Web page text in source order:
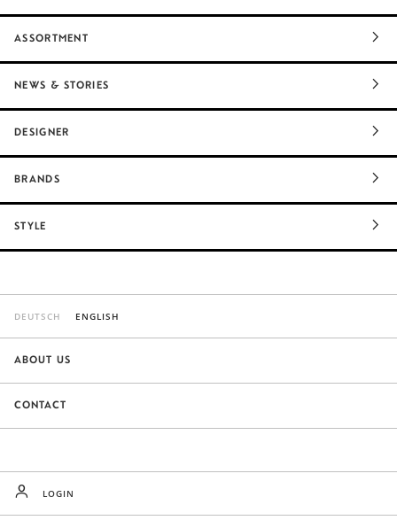
ASSORTMENT
NEWS & STORIES
DESIGNER
BRANDS
STYLE
DEUTSCH ENGLISH
ABOUT US
CONTACT
LOGIN